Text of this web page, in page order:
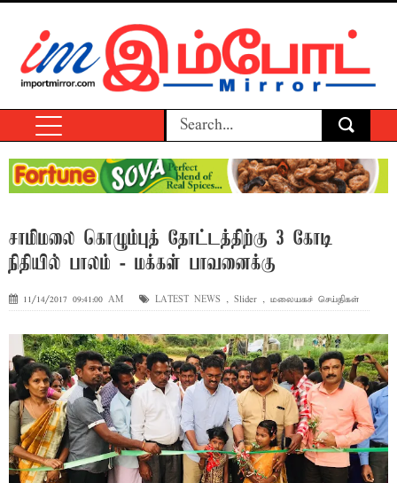
சாமிமலை கொழும்புத் தோட்டத்திற்கு 3 கோடி
நிதியில் பாலம் - மக்கள் பாவனைக்கு
11/14/2017 09:41:00 AM LATEST NEWS , Slider , மலையகச் செய்திகள்